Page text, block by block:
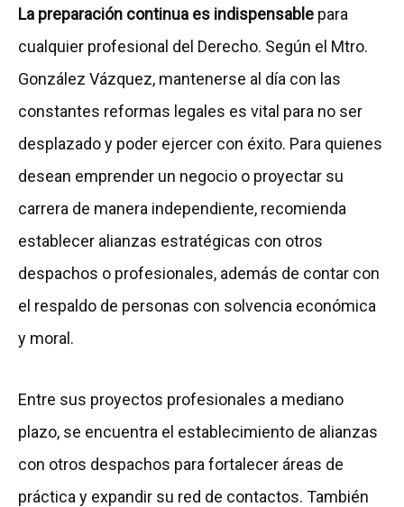
La preparación continua es indispensable para
cualquier profesional del Derecho. Según el Mtro.
González Vázquez, mantenerse al día con las
constantes reformas legales es vital para no ser
desplazado y poder ejercer con éxito. Para quienes
desean emprender un negocio o proyectar su
carrera de manera independiente, recomienda
establecer alianzas estratégicas con otros
despachos o profesionales, además de contar con
el respaldo de personas con solvencia económica
y moral.
Entre sus proyectos profesionales a mediano
plazo, se encuentra el establecimiento de alianzas
con otros despachos para fortalecer áreas de
práctica y expandir su red de contactos. También